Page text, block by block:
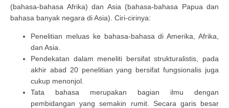
(bahasa-bahasa Afrika) dan Asia (bahasa-bahasa Papua dan
bahasa banyak negara di Asia). Ciri-cirinya:
Penelitian meluas ke bahasa-bahasa di Amerika, Afrika,
dan Asia.
Pendekatan dalam meneliti bersifat strukturalistis, pada
akhir abad 20 penelitian yang bersifat fungsionalis juga
cukup menonjol.
Tata bahasa merupakan bagian ilmu dengan
pembidangan yang semakin rumit. Secara garis besar